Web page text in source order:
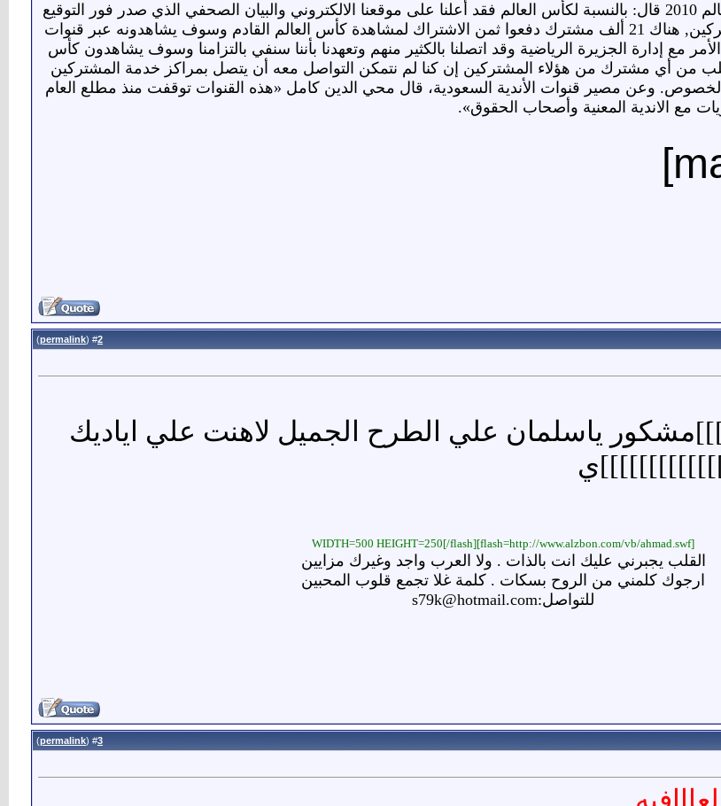
وبخصوص من اشتركوا لمشاهدة كأس العالم 2010 قال: بالنسبة لكأس العالم فقد أعلنا على موقعنا الالكتروني والبيان الصحفي الذي صدر فور التوقيع
مع الجزيرة بأننا نضمن حقوق هؤلاء المشتركين, هناك 21 ألف مشترك دفعوا ثمن الاشتراك لمشاهدة كأس العالم القادم وسوف يشاهدونه عبر قنوات
مع إدارة الجزيرة الرياضية وقد اتصلنا بالكثير منهم وتعهدنا بأننا سنفي بالتزامنا وسوف يشاهدون كأس
أطلب من أي مشترك من هؤلاء المشتركين إن كنا لم نتمكن التواصل معه أن يتصل بمراكز خدمة المشتركين
وعن مصير قنوات الأندية السعودية، قال محي الدين كامل «هذه القنوات توقفت منذ مطلع العام
مع الاندية المعنية وأصحاب الحقوق».
2
(
permalink
)
]مشكور ياسلمان علي الطرح الجميل لاهنت علي اياديك
ي
[flash=http://www.alzbon.com/vb/ahmad.swf]WIDTH=500 HEIGHT=250[/flash]
القلب يجبرني عليك انت بالذات . ولا العرب واجد وغيرك مزايين
ارجوك كلمني من الروح بسكات . كلمة غلا تجمع قلوب المحبين
للتواصل:s79k@hotmail.com
3
(
permalink
)